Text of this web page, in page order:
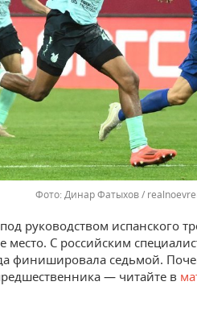
Динар Фатыхов /
руководством испанского
место. С российским
финишировала седьмой.
— читайте в